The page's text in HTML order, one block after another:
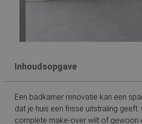
Inhoudsopgave
Een badkamer renovatie kan een
dat je huis een frisse uitstraling geeft.
complete make-over wilt of gewoon